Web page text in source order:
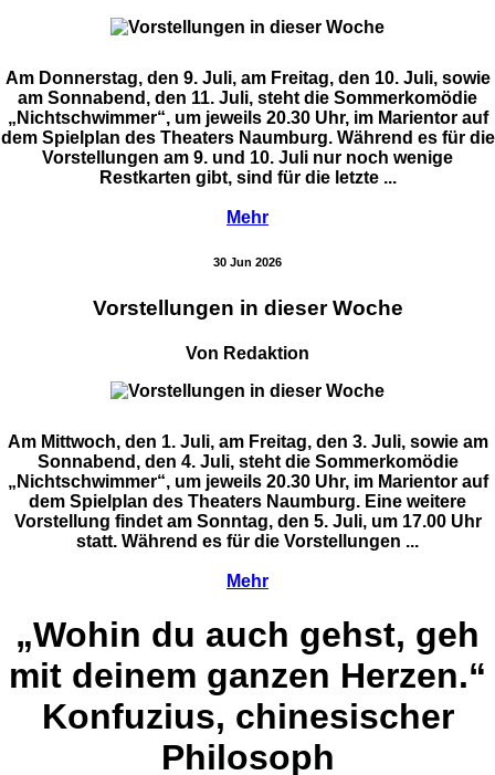
Am Donnerstag, den 9. Juli, am Freitag, den 10. Juli, sowie
am Sonnabend, den 11. Juli, steht die Sommerkomödie
„Nichtschwimmer“, um jeweils 20.30 Uhr, im Marientor auf
dem Spielplan des Theaters Naumburg. Während es für die
Vorstellungen am 9. und 10. Juli nur noch wenige
Restkarten gibt, sind für die letzte ...
Mehr
30 Jun 2026
Vorstellungen in dieser Woche
Von Redaktion
Am Mittwoch, den 1. Juli, am Freitag, den 3. Juli, sowie am
Sonnabend, den 4. Juli, steht die Sommerkomödie
„Nichtschwimmer“, um jeweils 20.30 Uhr, im Marientor auf
dem Spielplan des Theaters Naumburg. Eine weitere
Vorstellung findet am Sonntag, den 5. Juli, um 17.00 Uhr
statt. Während es für die Vorstellungen ...
Mehr
„Wohin du auch gehst, geh
mit deinem ganzen Herzen.“
Konfuzius, chinesischer
Philosoph